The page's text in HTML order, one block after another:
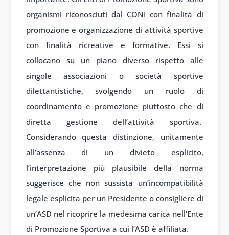
organismi riconosciuti dal CONI con finalità di
promozione e organizzazione di attività sportive
con finalità ricreative e formative. Essi si
collocano su un piano diverso rispetto alle
singole associazioni o società sportive
dilettantistiche, svolgendo un ruolo di
coordinamento e promozione piuttosto che di
diretta gestione dell’attività sportiva.
Considerando questa distinzione, unitamente
all’assenza di un divieto esplicito,
l’interpretazione più plausibile della norma
suggerisce che non sussista un’incompatibilità
legale esplicita per un Presidente o consigliere di
un’ASD nel ricoprire la medesima carica nell’Ente
di Promozione Sportiva a cui l’ASD è affiliata.